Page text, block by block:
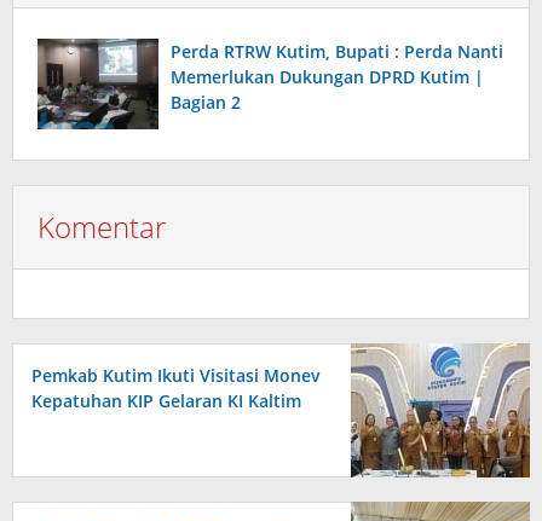
Perda RTRW Kutim, Bupati : Perda Nanti
Memerlukan Dukungan DPRD Kutim |
Bagian 2
Komentar
Pemkab Kutim Ikuti Visitasi Monev
Kepatuhan KIP Gelaran KI Kaltim